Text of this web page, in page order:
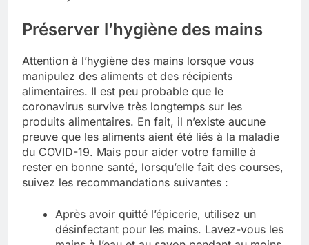
Préserver l’hygiène des mains
Attention à l’hygiène des mains lorsque vous
manipulez des aliments et des récipients
alimentaires. Il est peu probable que le
coronavirus survive très longtemps sur les
produits alimentaires. En fait, il n’existe aucune
preuve que les aliments aient été liés à la maladie
du COVID-19. Mais pour aider votre famille à
rester en bonne santé, lorsqu’elle fait des courses,
suivez les recommandations suivantes :
Après avoir quitté l’épicerie, utilisez un
désinfectant pour les mains. Lavez-vous les